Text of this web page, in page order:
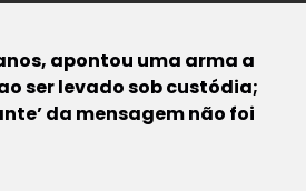
apontou uma arma a
ser levado sob custódia;
da mensagem não foi